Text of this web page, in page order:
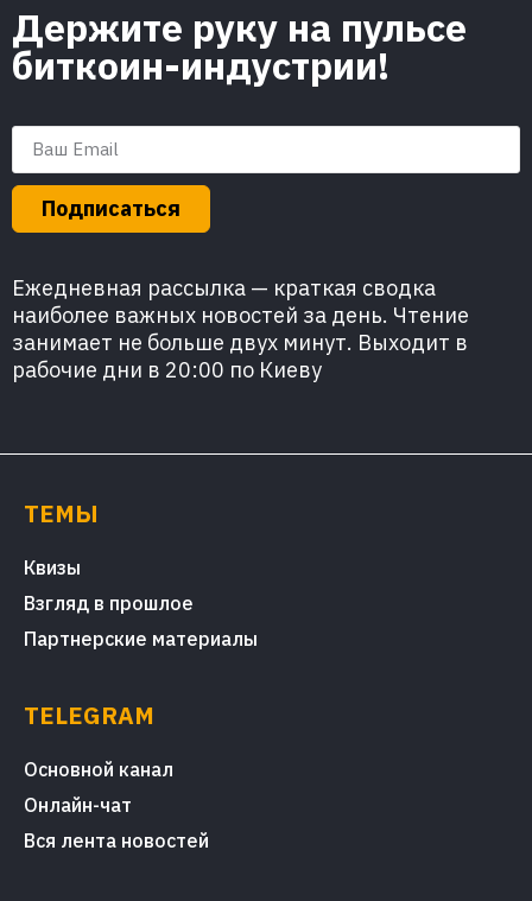
Держите руку на пульсе
биткоин-индустрии!
Подписаться
Ежедневная рассылка — краткая сводка
наиболее важных новостей за день. Чтение
занимает не больше двух минут. Выходит в
рабочие дни в 20:00 по Киеву
ТЕМЫ
Квизы
Взгляд в прошлое
Партнерские материалы
TELEGRAM
Основной канал
Онлайн-чат
Вся лента новостей